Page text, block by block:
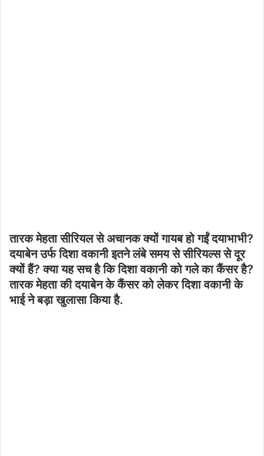
तारक मेहता सीरियल से अचानक क्यों गायब हो गईं दयाभाभी?
दयाबेन उर्फ ​​दिशा वकानी इतने लंबे समय से सीरियल्स से दूर
क्यों हैं? क्या यह सच है कि दिशा वकानी को गले का कैंसर है?
तारक मेहता की दयाबेन के कैंसर को लेकर दिशा वकानी के
भाई ने बड़ा खुलासा किया है.